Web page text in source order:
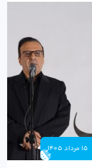
15 مرداد 1405